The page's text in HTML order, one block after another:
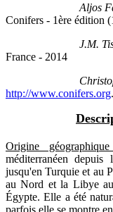
Aljos
Conifers - 1ère édition
J.M.
France - 2014
http://www.conifers.org.
Origine
méditerranéen
jusqu'en Turquie et au
au Nord et la Libye
Égypte. Elle a été
parfois elle se montre